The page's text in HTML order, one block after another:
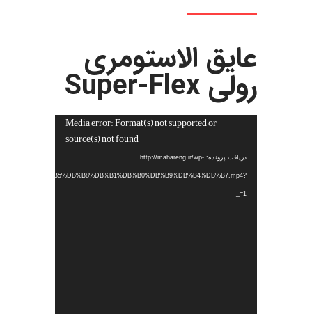
عایق الاستومری
رولی Super-Flex
Media error: Format(s) not supported or
source(s) not found
دریافت پرونده: http://mahareng.ir/wp-
_=1